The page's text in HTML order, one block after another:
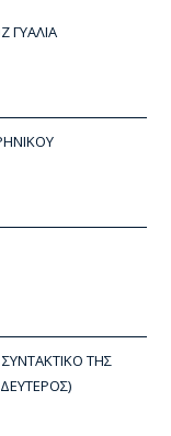
ΓΥΑΛΙΑ
ΣΥΝΤΑΚΤΙΚΟ ΤΗΣ